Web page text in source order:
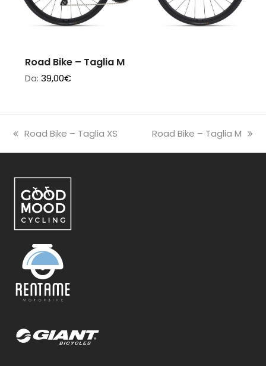
Road Bike – Taglia M
Da:39,00€
previous
Road Bike – Taglia XS
next
Road Bike – Taglia M